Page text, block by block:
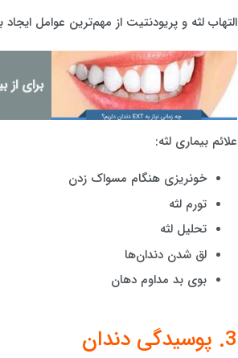
التهاب لثه و پریودنتیت از مهم‌ترین عوامل
برای
علائم بیماری لثه:
خونریزی هنگام مسواک زدن
تورم لثه
تحلیل لثه
لق شدن دندان‌ها
بوی بد مداوم دهان
3. پوسیدگی دندان